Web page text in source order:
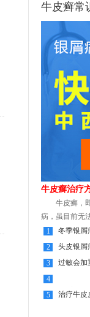
牛皮癣常
牛皮癣治疗
牛皮癣，即
病，虽目前无
1 冬季银屑
2
头皮银屑
3
过敏会加
4
沈阳哪家医
5 治疗牛皮